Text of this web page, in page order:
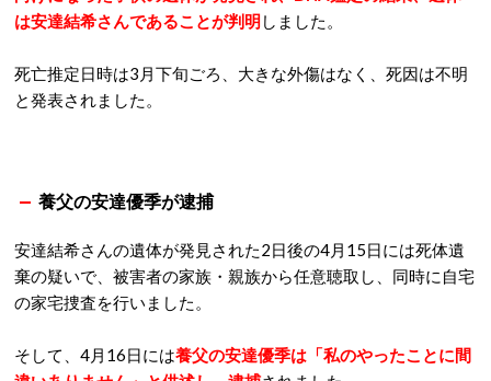
は安達結希さんであることが判明 しました。
死亡推定日時は3月下旬ごろ、大きな外傷はなく、死因は不明
と発表されました。
養父の安達優季が逮捕
安達結希さんの遺体が発見された2日後の4月15日には死体遺
棄の疑いで、被害者の家族・親族から任意聴取し、同時に自宅
の家宅捜査を行いました。
そして、4月16日には養父の安達優季は「私のやったことに間